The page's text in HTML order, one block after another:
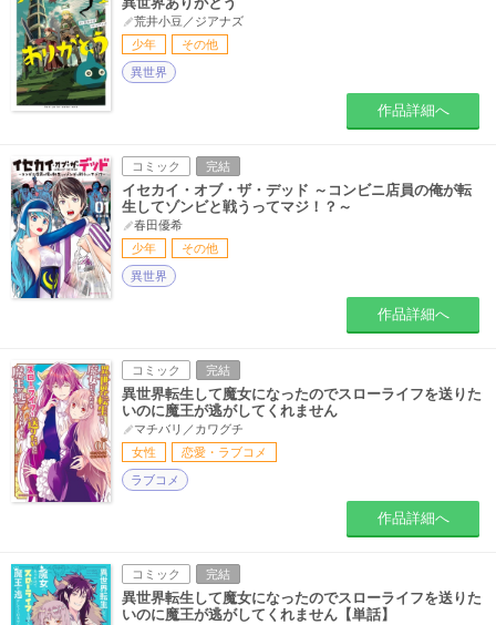
荒井小豆／ジアナズ
少年
その他
異世界
作品詳細へ
コミック 完結
イセカイ・オブ・ザ・デッド ～コンビニ店員の俺が転
生してゾンビと戦うってマジ！？～
春田優希
少年
その他
異世界
作品詳細へ
コミック 完結
異世界転生して魔女になったのでスローライフを送りた
いのに魔王が逃がしてくれません
マチバリ／カワグチ
女性
恋愛・ラブコメ
ラブコメ
作品詳細へ
コミック 完結
異世界転生して魔女になったのでスローライフを送りた
いのに魔王が逃がしてくれません【単話】